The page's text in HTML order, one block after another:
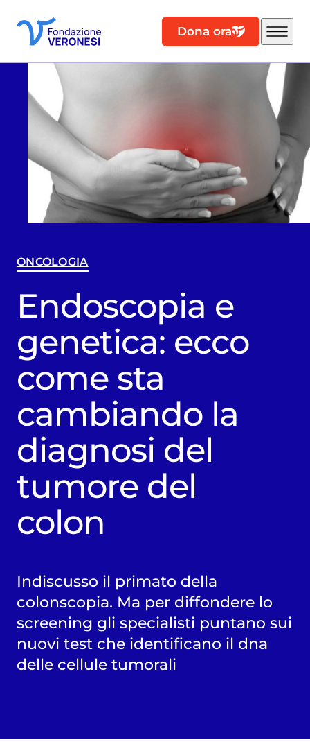
Dona ora
ONCOLOGIA
Endoscopia e
genetica: ecco
come sta
cambiando la
diagnosi del
tumore del
colon
Indiscusso il primato della
colonscopia. Ma per diffondere lo
screening gli specialisti puntano sui
nuovi test che identificano il dna
delle cellule tumorali